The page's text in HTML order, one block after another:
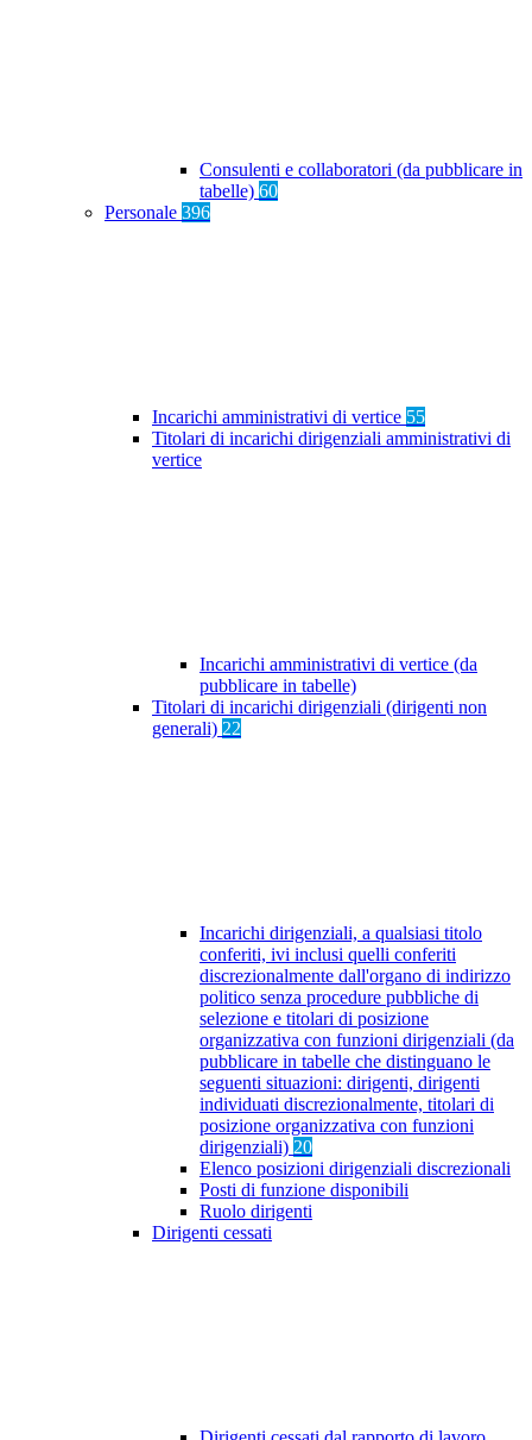
Consulenti e collaboratori (da pubblicare in
tabelle) 60
Personale 396
Incarichi amministrativi di vertice 55
Titolari di incarichi dirigenziali amministrativi di
vertice
Incarichi amministrativi di vertice (da
pubblicare in tabelle)
Titolari di incarichi dirigenziali (dirigenti non
generali) 22
Incarichi dirigenziali, a qualsiasi titolo
conferiti, ivi inclusi quelli conferiti
discrezionalmente dall'organo di indirizzo
politico senza procedure pubbliche di
selezione e titolari di posizione
organizzativa con funzioni dirigenziali (da
pubblicare in tabelle che distinguano le
seguenti situazioni: dirigenti, dirigenti
individuati discrezionalmente, titolari di
posizione organizzativa con funzioni
dirigenziali) 20
Elenco posizioni dirigenziali discrezionali
Posti di funzione disponibili
Ruolo dirigenti
Dirigenti cessati